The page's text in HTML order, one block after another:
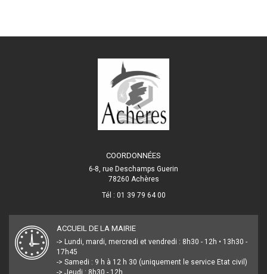
COORDONNÉES
6-8, rue Deschamps Guerin
78260 Achères
Tél : 01 39 79 64 00
ACCUEIL DE LA MAIRIE
-> Lundi, mardi, mercredi et vendredi : 8h30 - 12h • 13h30 -
17h45
-> Samedi : 9 h à 12 h 30 (uniquement le service Etat civil)